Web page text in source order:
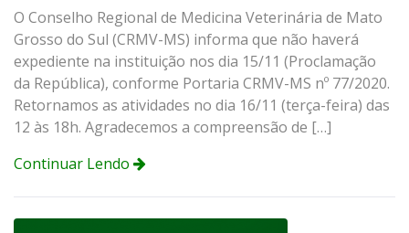
O Conselho Regional de Medicina Veterinária de Mato
Grosso do Sul (CRMV-MS) informa que não haverá
expediente na instituição nos dia 15/11 (Proclamação
da República), conforme Portaria CRMV-MS nº 77/2020.
Retornamos as atividades no dia 16/11 (terça-feira) das
12 às 18h. Agradecemos a compreensão de […]
Continuar Lendo